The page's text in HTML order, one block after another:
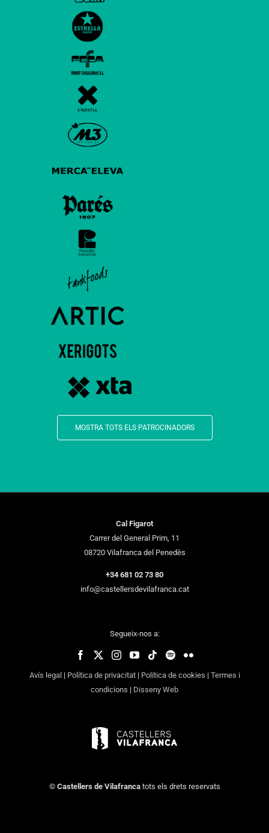
MOSTRA TOTS ELS PATROCINADORS
Cal Figarot
Carrer del General Prim, 11
08720 Vilafranca del Penedès
+34 681 02 73 80
info@castellersdevilafranca.cat
Segueix-nos a:
Avís legal | Política de privacitat| Política de cookies | Termes i
condicions | Disseny Web
© Castellers de Vilafrancatots els drets reservats